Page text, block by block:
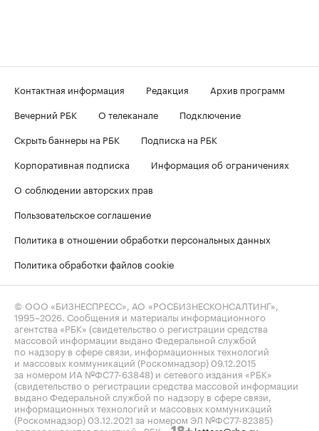
Контактная информация Редакция
Архив программ
Вечерний РБК
О телеканале
Подключение
Скрыть баннеры на РБК
Подписка на РБК
Корпоративная подписка
Информация об ограничениях
О соблюдении авторских прав
Пользовательское соглашение
Политика в отношении обработки персональных данных
Политика обработки файлов cookie
© ООО «БИЗНЕСПРЕСС», АО «РОСБИЗНЕСКОНСАЛТИНГ»,
1995–2026 . Сообщения и материалы информационного
агентства «РБК» (свидетельство о регистрации средства
массовой информации выдано Федеральной службой
по надзору в сфере связи, информационных технологий
и массовых коммуникаций (Роскомнадзор) 09.12.2015
за номером ИА №ФС77-63848) и сетевого издания «РБК»
(свидетельство о регистрации средства массовой информации
выдано Федеральной службой по надзору в сфере связи,
информационных технологий и массовых коммуникаций
(Роскомнадзор) 03.12.2021 за номером ЭЛ №ФС77-82385)